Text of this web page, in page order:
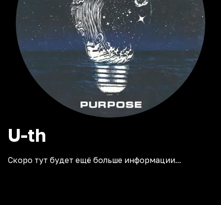
U-th
Скоро тут будет ещё больше информации...